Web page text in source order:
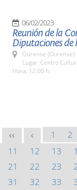
06/02/2023
Reunión de la
Diputaciones de
Ourense (Ourense)
Lugar: Centro
Hora: 12:00 h.
<< < 1 2
11
12 13
21
22 23
31
32 33